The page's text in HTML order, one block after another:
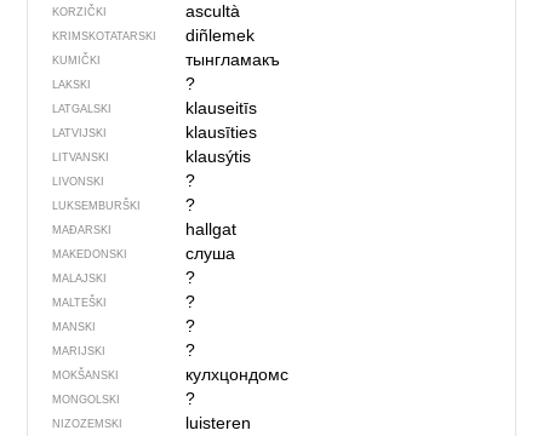
KORZIČKI ascultà
KRIMSKOTATARSKI diñlemek
KUMIČKI тынгламакъ
LAKSKI ?
LATGALSKI klauseitīs
LATVIJSKI klausīties
LITVANSKI klausýtis
LIVONSKI ?
LUKSEMBURŠKI ?
MAĐARSKI hallgat
MAKEDONSKI слуша
MALAJSKI ?
MALTEŠKI ?
MANSKI ?
MARIJSKI ?
MOKŠANSKI кулхцондомс
MONGOLSKI ?
NIZOZEMSKI luisteren